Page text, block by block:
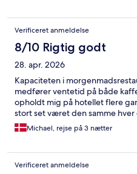
Verificeret anmeldelse
8/10 Rigtig godt
28. apr. 2026
Kapaciteten i
medfører ventetid på både
opholdt mig på hotellet flere
stort set været den samme hver
Michael, rejse på 3 nætter
Verificeret anmeldelse